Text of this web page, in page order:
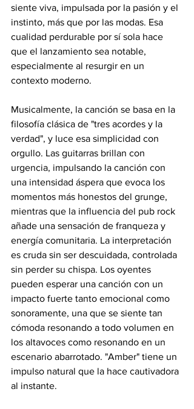
siente viva, impulsada por la pasión y el
instinto, más que por las modas. Esa
cualidad perdurable por sí sola hace
que el lanzamiento sea notable,
especialmente al resurgir en un
contexto moderno.
Musicalmente, la canción se basa en la
filosofía clásica de "tres acordes y la
verdad", y luce esa simplicidad con
orgullo. Las guitarras brillan con
urgencia, impulsando la canción con
una intensidad áspera que evoca los
momentos más honestos del grunge,
mientras que la influencia del pub rock
añade una sensación de franqueza y
energía comunitaria. La interpretación
es cruda sin ser descuidada, controlada
sin perder su chispa. Los oyentes
pueden esperar una canción con un
impacto fuerte tanto emocional como
sonoramente, una que se siente tan
cómoda resonando a todo volumen en
los altavoces como resonando en un
escenario abarrotado. "Amber" tiene un
impulso natural que la hace cautivadora
al instante.